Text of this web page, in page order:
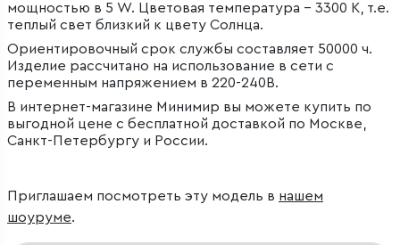
мощностью в 5 W. Цветовая температура – 3300 К, т.е.
теплый свет близкий к цвету Солнца.
Ориентировочный срок службы составляет 50000 ч.
Изделие рассчитано на использование в сети с
переменным напряжением в 220-240В.
В интернет-магазине Минимир вы можете купить по
выгодной цене с бесплатной доставкой по Москве,
Санкт-Петербургу и России.
Приглашаем посмотреть эту модель в нашем
шоуруме.